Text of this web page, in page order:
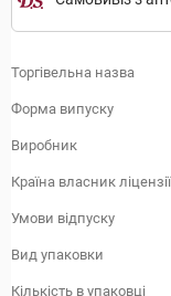
Торгівельна назва
Форма випуску
Виробник
Країна власник ліцензії
Умови відпуску
Вид упаковки
Кількість в упаковці